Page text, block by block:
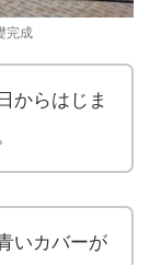
完成
からはじま
いカバーが